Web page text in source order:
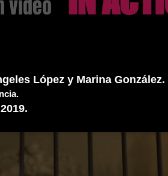
video
López y Marina González.